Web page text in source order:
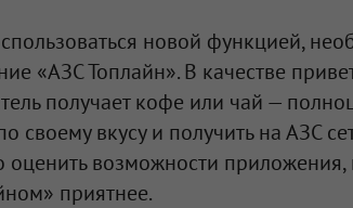
новой функцией,
«АЗС Топлайн». В качестве
получает кофе или чай —
своему вкусу и получить на АЗС
оценить возможности приложения,
приятнее.